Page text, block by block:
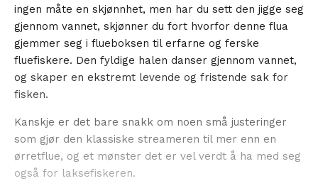
ingen måte en skjønnhet, men har du sett den jigge seg
gjennom vannet, skjønner du fort hvorfor denne flua
gjemmer seg i flueboksen til erfarne og ferske
fluefiskere. Den fyldige halen danser gjennom vannet,
og skaper en ekstremt levende og fristende sak for
fisken.
Kanskje er det bare snakk om noen små justeringer
som gjør den klassiske streameren til mer enn en
ørretflue, og et mønster det er vel verdt å ha med seg
også for laksefiskeren.